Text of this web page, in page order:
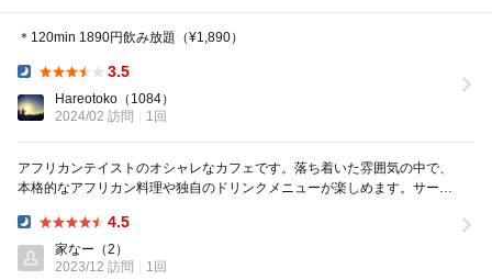
＊120min 1890円飲み放題（¥1,890）
3.5
Hareotoko （1084）
2024/02 訪問
1回
アフリカンテイストのオシャレなカフェです。落ち着いた雰囲気の中で、
本格的なアフリカン料理や独自のドリンクメニューが楽しめます。サービ
4.5
家なー （2）
2023/12 訪問
1回